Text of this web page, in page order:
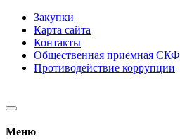
Закупки
Карта сайта
Контакты
Общественная приемная СКФ
Противодействие коррупции
Меню